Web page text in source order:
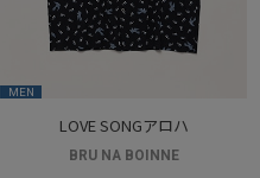
MEN
LOVE SONGアロハ
BRU NA BOINNE